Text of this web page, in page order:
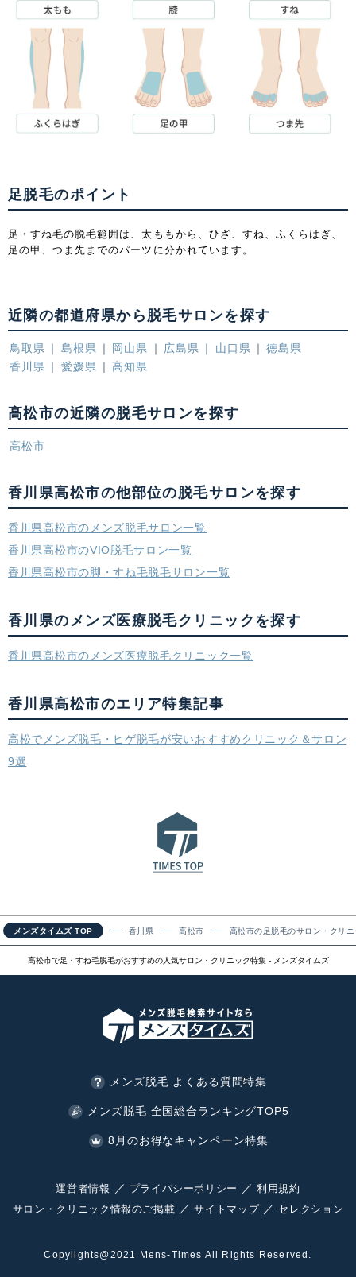
足脱毛のポイント
足・すね毛の脱毛範囲は、太ももから、ひざ、すね、ふくらはぎ、
足の甲、つま先までのパーツに分かれています。
近隣の都道府県から脱毛サロンを探す
鳥取県 島根県 岡山県 広島県 山口県
徳島県
香川県
愛媛県 高知県
高松市の近隣の脱毛サロンを探す
高松市
香川県高松市の他部位の脱毛サロンを探す
香川県高松市のメンズ脱毛サロン一覧
香川県高松市のVIO脱毛サロン一覧
香川県高松市の脚・すね毛脱毛サロン一覧
香川県のメンズ医療脱毛クリニックを探す
香川県高松市のメンズ医療脱毛クリニック一覧
香川県高松市のエリア特集記事
高松でメンズ脱毛・ヒゲ脱毛が安いおすすめクリニック＆サロン
9選
メンズタイムズ TOP 香川県 高松市 高松市の足脱毛のサロン・クリ
高松市で足・すね毛脱毛がおすすめの人気サロン・クリニック特集 - メンズタイムズ
メンズ脱毛 よくある質問特集
メンズ脱毛 全国総合ランキングTOP5
8月のお得なキャンペーン特集
運営者情報 プライバシーポリシー
利用規約
サロン・クリニック情報のご掲載
サイトマップ セレクション
Copylights@2021 Mens-Times All Rights Reserved.